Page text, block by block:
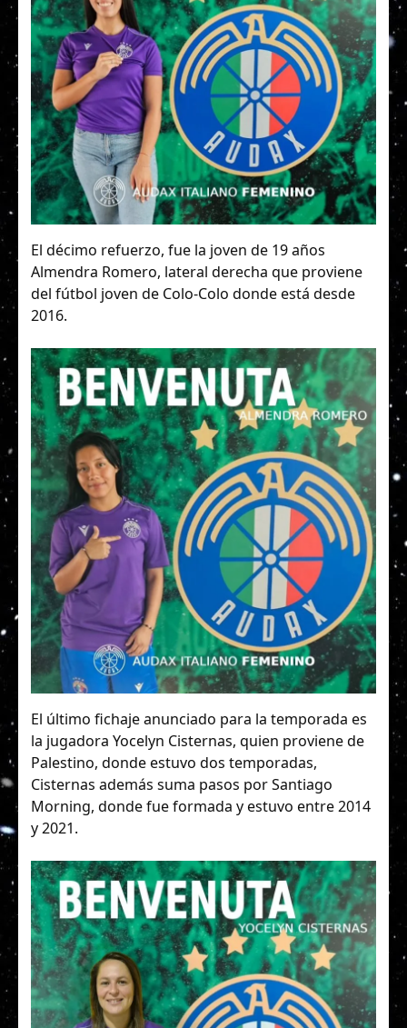
El décimo refuerzo, fue la joven de 19 años
Almendra Romero, lateral derecha que proviene
del fútbol joven de Colo-Colo donde está desde
2016.
El último fichaje anunciado para la temporada es
la jugadora Yocelyn Cisternas, quien proviene de
Palestino, donde estuvo dos temporadas,
Cisternas además suma pasos por Santiago
Morning, donde fue formada y estuvo entre 2014
y 2021.